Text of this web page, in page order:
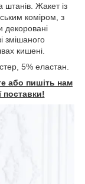
штанів. Жакет із
коміром, з
змішаного
кишені.
5% еластан.
або пишіть нам
поставки!